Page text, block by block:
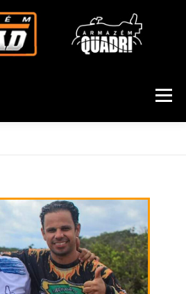
Menu
TÉCNICA SEMI NOVOS
CONSÓRCIO CONTATO